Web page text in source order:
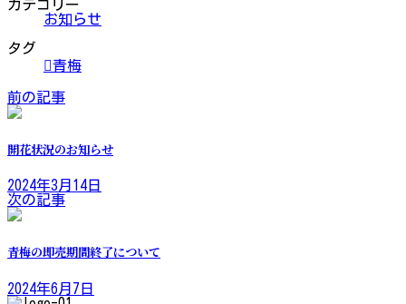
カテゴリー
お知らせ
タグ
青梅
前の記事
開花状況のお知らせ
2024年3月14日
次の記事
青梅の即売期間終了について
2024年6月7日